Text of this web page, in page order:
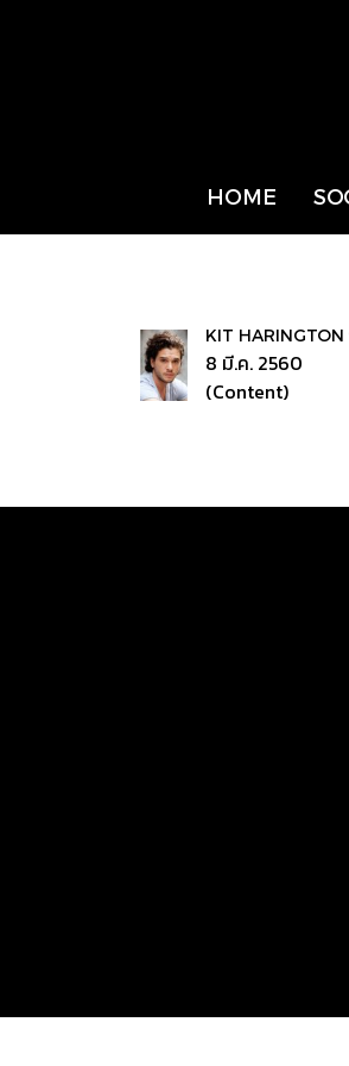
HOME
KIT
8 มี.ค. 2560
(Content)